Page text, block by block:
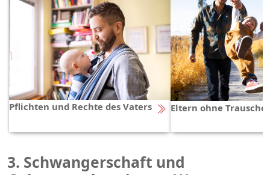
Pflichten und Rechte des Vaters Eltern ohne
3. Schwangerschaft und